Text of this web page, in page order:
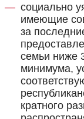
социально
имеющие
за
семьи ниже
минимума,
кратного